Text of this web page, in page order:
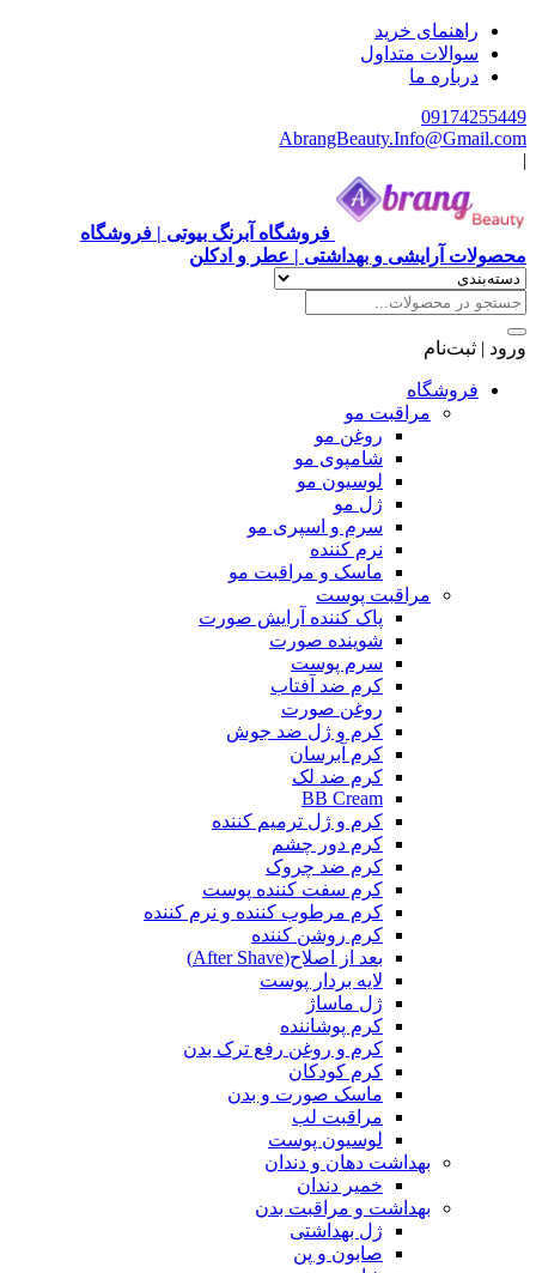
خرید
متداول
ما
فروشگاه آبرنگ بیوتی | فروشگاه
آرایشی و بهداشتی | عطر و ادکلن
مراقبت مو
روغن مو
شامپوی مو
لوسیون مو
سرم و اسپری مو
نرم کننده
ماسک و مراقبت مو
مراقبت پوست
پاک کننده آرایش صورت
شوینده صورت
سرم پوست
کرم ضد آفتاب
روغن صورت
کرم و ژل ضد جوش
کرم آبرسان
کرم ضد لک
BB Cream
کرم و ژل ترمیم کننده
کرم دور چشم
کرم ضد چروک
کرم سفت کننده پوست
کرم مرطوب کننده و نرم کننده
کرم روشن کننده
بعد از اصلاح(After Shave)
لایه بردار پوست
ژل ماساژ
کرم پوشاننده
کرم و روغن رفع ترک بدن
کرم کودکان
ماسک صورت و بدن
مراقبت لب
لوسیون پوست
بهداشت دهان و دندان
خمیر دندان
بهداشت و مراقبت بدن
ژل بهداشتی
صابون و پن